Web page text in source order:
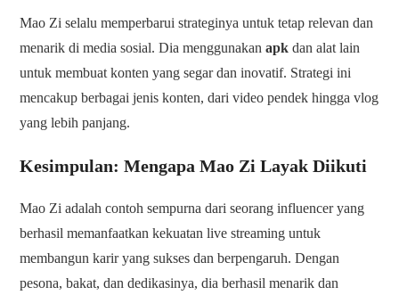
Mao Zi selalu memperbarui strateginya untuk tetap relevan dan
menarik di media sosial. Dia menggunakanapk dan alat lain
untuk membuat konten yang segar dan inovatif. Strategi ini
mencakup berbagai jenis konten, dari video pendek hingga vlog
yang lebih panjang.
Kesimpulan: Mengapa Mao Zi Layak Diikuti
Mao Zi adalah contoh sempurna dari seorang influencer yang
berhasil memanfaatkan kekuatan live streaming untuk
membangun karir yang sukses dan berpengaruh. Dengan
pesona, bakat, dan dedikasinya, dia berhasil menarik dan